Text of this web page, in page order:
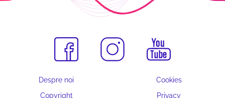
Despre noi
Cookies
Copyright
Privacy